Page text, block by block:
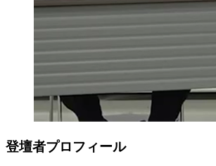
登壇者プロフィール